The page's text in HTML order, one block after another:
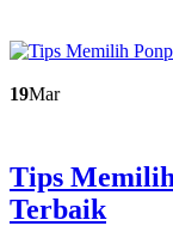
19Mar
Tips
Terbaik